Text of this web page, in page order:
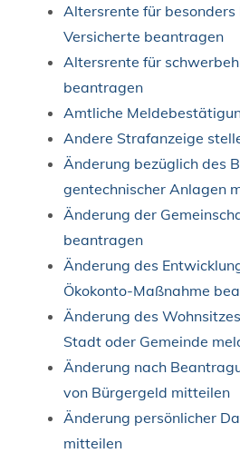
Altersrente für
Versicherte beantragen
Altersrente für
beantragen
Amtliche
Andere Strafanzeige
Änderung bezüglich des
gentechnischer Anlagen
Änderung der
beantragen
Änderung des
Ökokonto-Maßnahme
Änderung des
Stadt oder Gemeinde
Änderung nach
von Bürgergeld mitteilen
Änderung persönlicher
mitteilen